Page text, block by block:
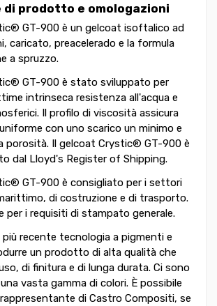
di prodotto e omologazioni
GT-900 è un gelcoat isoftalico ad
caricato, preacelerado e la formula
a spruzzo.
GT-900 è stato sviluppato per
intrinseca resistenza all'acqua e
Il profilo di viscosità assicura
con uno scarico un minimo e
porosità. Il gelcoat Crystic® GT-900 è
dal Lloyd's Register of Shipping.
GT-900 è consigliato per i settori
di costruzione e di trasporto.
per i requisiti di stampato generale.
recente tecnologia a pigmenti e
un prodotto di alta qualità che
di finitura e di lunga durata. Ci sono
vasta gamma di colori. È possibile
di Castro Compositi, se